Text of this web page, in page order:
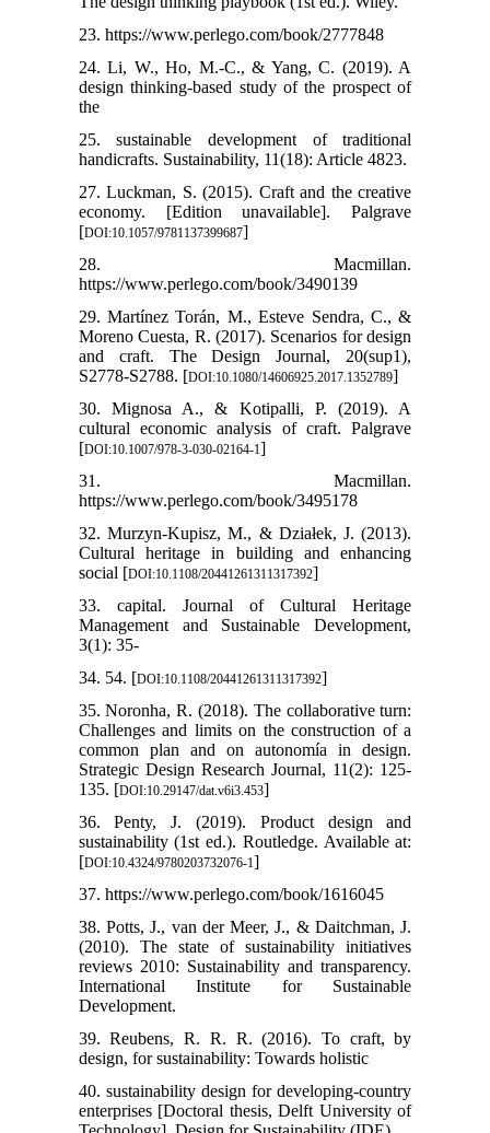
23. https://www.perlego.com/book/2777848
24. Li, W., Ho, M.-C., & Yang, C. (2019). A
design thinking-based study of the prospect of
the
25. sustainable development of traditional
handicrafts. Sustainability, 11(18): Article 4823.
27. Luckman, S. (2015). Craft and the creative
economy. [Edition unavailable]. Palgrave
[DOI:10.1057/9781137399687]
28. Macmillan.
https://www.perlego.com/book/3490139
29. Martínez Torán, M., Esteve Sendra, C., &
Moreno Cuesta, R. (2017). Scenarios for design
and craft. The Design Journal, 20(sup1),
S2778-S2788. [DOI:10.1080/14606925.2017.1352789]
30. Mignosa A., & Kotipalli, P. (2019). A
cultural economic analysis of craft. Palgrave
[DOI:10.1007/978-3-030-02164-1]
31. Macmillan.
https://www.perlego.com/book/3495178
32. Murzyn-Kupisz, M., & Działek, J. (2013).
Cultural heritage in building and enhancing
social [DOI:10.1108/20441261311317392]
33. capital. Journal of Cultural Heritage
Management and Sustainable Development,
3(1): 35-
34. 54. [DOI:10.1108/20441261311317392]
35. Noronha, R. (2018). The collaborative turn:
Challenges and limits on the construction of a
common plan and on autonomía in design.
Strategic Design Research Journal, 11(2): 125-
135. [DOI:10.29147/dat.v6i3.453]
36. Penty, J. (2019). Product design and
sustainability (1st ed.). Routledge. Available at:
[DOI:10.4324/9780203732076-1]
37. https://www.perlego.com/book/1616045
38. Potts, J., van der Meer, J., & Daitchman, J.
(2010). The state of sustainability initiatives
reviews 2010: Sustainability and transparency.
International Institute for Sustainable
Development.
39. Reubens, R. R. R. (2016). To craft, by
design, for sustainability: Towards holistic
40. sustainability design for developing-country
enterprises [Doctoral thesis, Delft University of